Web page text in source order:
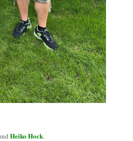
Heiko Hock.